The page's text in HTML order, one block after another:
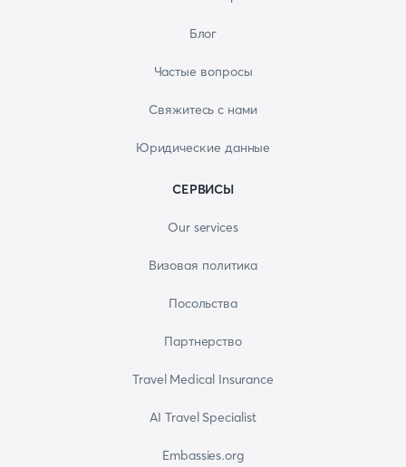
Блог
Частые вопросы
Свяжитесь с нами
Юридические данные
СЕРВИСЫ
Our services
Визовая политика
Посольства
Партнерство
Travel Medical Insurance
AI Travel Specialist
Embassies.org